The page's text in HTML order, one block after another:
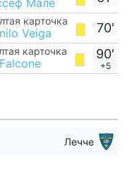
Мале
70'
карточка
Veiga
90'
+5
карточка
Лечче